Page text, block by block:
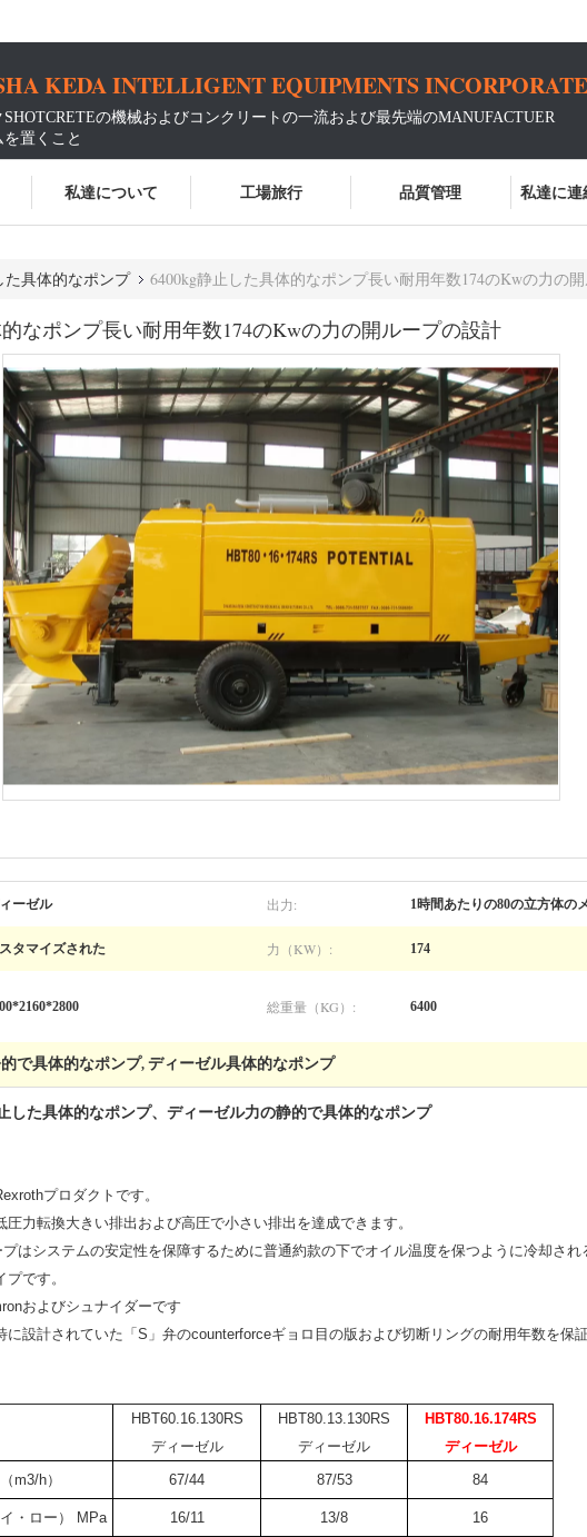
KEDA INTELLIGENT EQUIPMENTS
SHOTCRETEの機械およびコンクリートの一流および最先端のMANUFACTUER
置くこと
私達について 工場旅行 品質管理 私達に
た具体的なポンプ 6400kg静止した具体的なポンプ長い耐用年数174のKwの力の
なポンプ長い耐用年数174のKwの力の開ループの設計
ーゼル 出力: 1時間あたりの80の立方体の
タマイズされた 力（KW）: 174
総重量（KG）: 6400
で具体的なポンプ, ディーゼル具体的なポンプ
した具体的なポンプ、ディーゼル力の静的で具体的なポンプ
プロダクトです。
力転換大きい排出および高圧で小さい排出を達成できます。
はシステムの安定性を保障するために普通約款の下でオイル温度を保つように冷却され
です。
およびシュナイダーです
設計されていた「S」弁のcounterforceギョロ目の版および切断リングの耐用年数を保
HBT60.16.130RS
ディーゼル
HBT80.13.130RS
ディーゼル
HBT80.16.174RS
ディーゼル
m3/h）
67/44 87/53 84
・ロー） MPa 16/11 13/8 16